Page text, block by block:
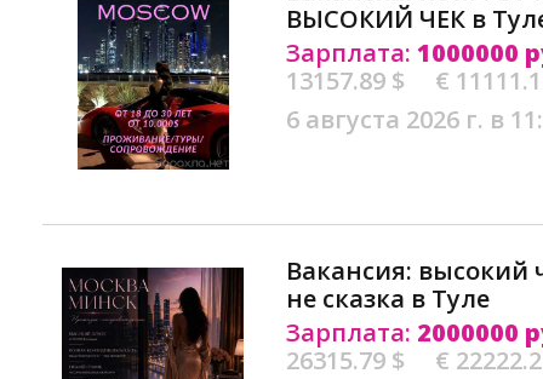
ВЫСОКИЙ ЧЕК в
Зарплата: 1000000
13157.89 $
€
6 августа 2026 г. в
Вакансия: высокий
не сказка в Туле
Зарплата: 2000000
26315.79 $
€